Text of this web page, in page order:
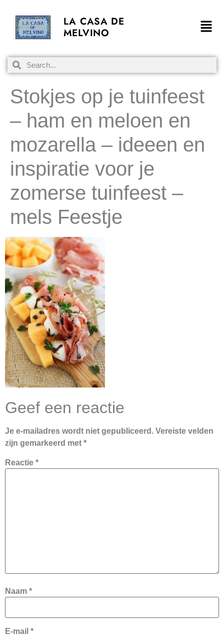
LA CASA DE
MELVINO
Stokjes op je tuinfeest
– ham en meloen en
mozarella – ideeen en
inspiratie voor je
zomerse tuinfeest –
mels Feestje
Geef een reactie
Je e-mailadres wordt niet gepubliceerd. Vereiste velden
zijn gemarkeerd met *
Reactie *
Naam *
E-mail *